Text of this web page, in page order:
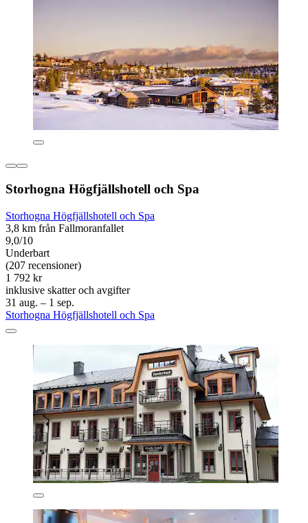
Storhogna Högfjällshotell och Spa
Storhogna Högfjällshotell och Spa
3,8 km från Fallmoranfallet
9,0/10
Underbart
(207 recensioner)
1 792 kr
inklusive skatter och avgifter
31 aug. – 1 sep.
Storhogna Högfjällshotell och Spa